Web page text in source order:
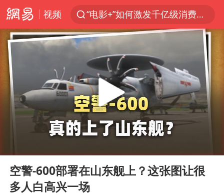
视频
“电影+”如何激发千亿级消费新活力？
全球首个长时储能一体化产业园量产
台风白海豚已进入24小时警戒线
“秋天的第一杯奶茶”6岁了
上海：台风白海豚或将带来龙卷风
四川宜宾市高县4.9级地震致1人死亡
国乒男单横滨冠军赛全军覆没
Play
空警-600部署在山东舰上？这张图让很
多人白高兴一场